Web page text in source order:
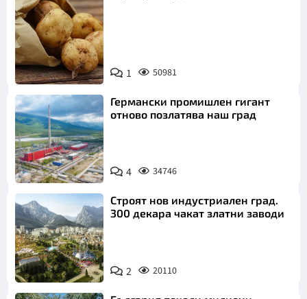
Снимка:
Пиксабей
1 50981
Германски промишлен гигант
отново позлатява наш град
4 34746
Строят нов индустриален град.
300 декара чакат златни заводи
2 20110